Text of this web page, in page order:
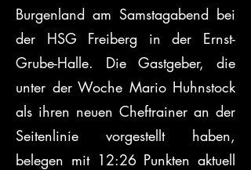
Burgenland am Samstagabend bei
der HSG Freiberg in der Ernst-
Grube-Halle. Die Gastgeber, die
unter der Woche Mario Huhnstock
als ihren neuen Cheftrainer an der
Seitenlinie vorgestellt haben,
belegen mit 12:26 Punkten aktuell